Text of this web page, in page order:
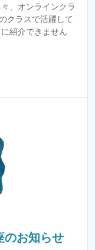
、オンラインクラ
クラスで活躍して
紹介できません
のお知らせ